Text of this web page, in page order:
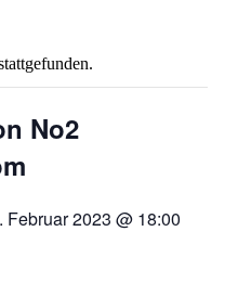
No2
Februar 2023 @ 18:00